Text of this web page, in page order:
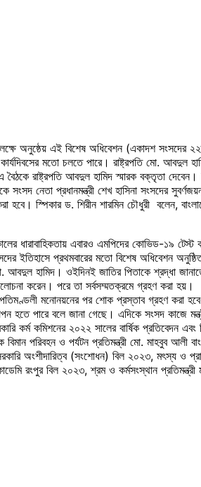
অনুষ্ঠেয় এই বিশেষ অধিবেশন (একাদশ সংসদের
মতো চলতে পারে। রাষ্ট্রপতি মো. আবদুল
রাষ্ট্রপতি আবদুল হামিদ স্মারক বক্তৃতা
সংসদ নেতা প্রধানমন্ত্রী শেখ হাসিনা সংসদের
স্পিকার ড. শিরীন শারমিন চৌধুরী বলেন,
ধারাবাহিকতায় এবারও এমপিদের কোভিড-১৯ টেস্ট
ইতিহাসে প্রথমবারের মতো বিশেষ অধিবেশন
হামিদ। ওইদিনই জাতির পিতাকে শ্রদ্ধা
করেন। পরে তা সর্বসম্মতক্রমে গ্রহণ করা হয়।
মনোনয়নের পর শোক প্রস্তাব গ্রহণ করা
পারে বলে জানা গেছে। এদিকে সংসদ কাজে
কমিশনের ২০২২ সালের বার্ষিক প্রতিবেদন
পরিবহন ও পর্যটন প্রতিমন্ত্রী মো. মাহবুব আলী
অংশীদারিত্ব (সংশোধন) বিল ২০২৩, মৎস্য ও
রংপুর বিল ২০২৩, শ্রম ও কর্মসংস্থান